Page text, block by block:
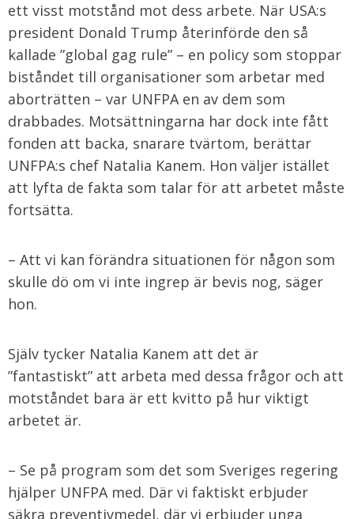
ett visst motstånd mot dess arbete. När USA:s
president Donald Trump återinförde den så
kallade ”global gag rule” – en policy som stoppar
biståndet till organisationer som arbetar med
aborträtten – var UNFPA en av dem som
drabbades. Motsättningarna har dock inte fått
fonden att backa, snarare tvärtom, berättar
UNFPA:s chef Natalia Kanem. Hon väljer istället
att lyfta de fakta som talar för att arbetet måste
fortsätta.
– Att vi kan förändra situationen för någon som
skulle dö om vi inte ingrep är bevis nog, säger
hon.
Själv tycker Natalia Kanem att det är
”fantastiskt” att arbeta med dessa frågor och att
motståndet bara är ett kvitto på hur viktigt
arbetet är.
– Se på program som det som Sveriges regering
hjälper UNFPA med. Där vi faktiskt erbjuder
säkra preventivmedel, där vi erbjuder unga